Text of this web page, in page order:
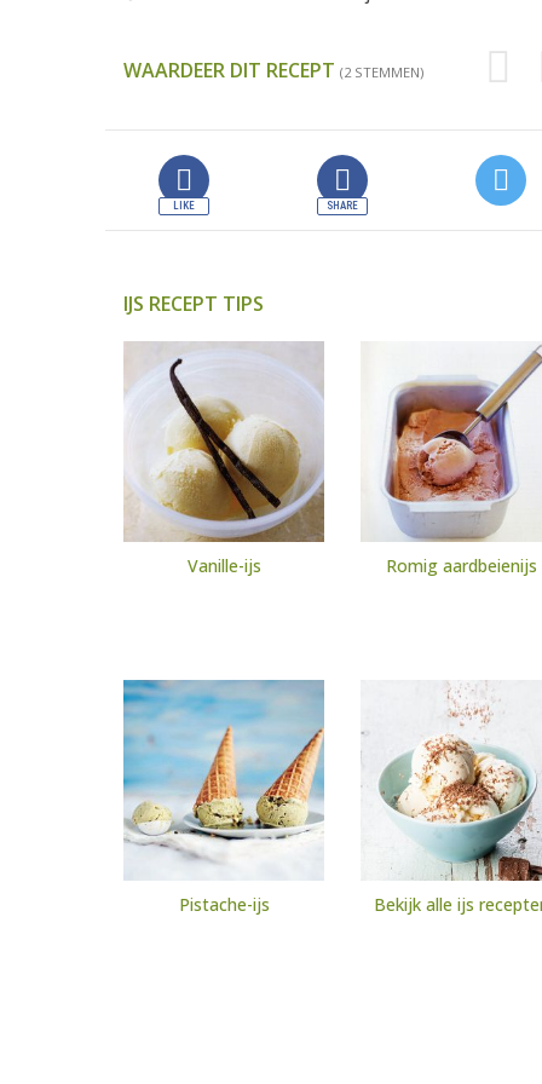
WAARDEER DIT RECEPT (2 STEMMEN)
IJS RECEPT TIPS
Vanille-ijs Romig aardbeienijs
Pistache-ijs Bekijk alle ijs